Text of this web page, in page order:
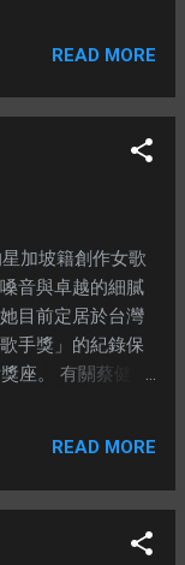
MSI Center 軟
優化遊戲效能。
、打機、剪
安裝套件副檔名
些軟體時，雙擊
到電腦中。 3.
）官方每年舉辦的
冠軍頭銜。 4. 微
指標，常用於大
READ MORE
加坡籍創作女歌
音與卓越的細膩
目前定居於台灣
手獎」的紀錄保
座。 有關蔡健雅
歌后：分別憑藉
& Hello》（第19
》（第33屆）榮獲
獎」。 🎵 經典
READ MORE